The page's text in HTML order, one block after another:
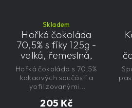
Skladem
Hořká čokoláda
70,5% s fíky 125g -
velká, řemeslná,
exkluzivní, dárková
205 Kč
Hořká čokoláda s 70,5%
kakaových součástí a
lyofilizovanými...